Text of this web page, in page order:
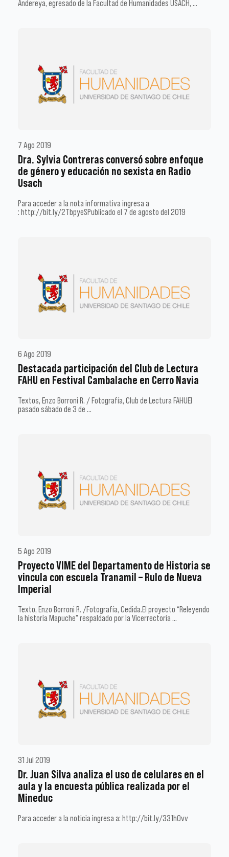
Andereya, egresado de la Facultad de Humanidades USACH, …
7 Ago 2019
Dra. Sylvia Contreras conversó sobre enfoque
de género y educación no sexista en Radio
Usach
Para acceder a la nota informativa ingresa a
: http://bit.ly/2TbpyeSPublicado el 7 de agosto del 2019
6 Ago 2019
Destacada participación del Club de Lectura
FAHU en Festival Cambalache en Cerro Navia
Textos, Enzo Borroni R. / Fotografía, Club de Lectura FAHUEl
pasado sábado de 3 de …
5 Ago 2019
Proyecto VIME del Departamento de Historia se
vincula con escuela Tranamil – Rulo de Nueva
Imperial
Texto, Enzo Borroni R. /Fotografía, Cedida.El proyecto “Releyendo
la historia Mapuche” respaldado por la Vicerrectoría …
31 Jul 2019
Dr. Juan Silva analiza el uso de celulares en el
aula y la encuesta pública realizada por el
Mineduc
Para acceder a la noticia ingresa a: http://bit.ly/331h0vv